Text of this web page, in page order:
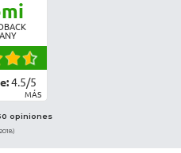
4.5/5
MÁS
opiniones